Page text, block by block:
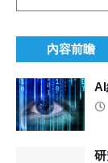
內容前瞻
AI